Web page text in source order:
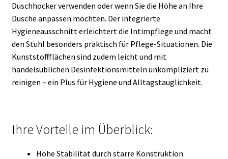
Duschhocker verwenden oder wenn Sie die Höhe an Ihre
Dusche anpassen möchten. Der integrierte
Hygieneausschnitt erleichtert die Intimpflege und macht
den Stuhl besonders praktisch für Pflege-Situationen. Die
Kunststoffflächen sind zudem leicht und mit
handelsüblichen Desinfektionsmitteln unkompliziert zu
reinigen – ein Plus für Hygiene und Alltagstauglichkeit.
Ihre Vorteile im Überblick:
Hohe Stabilität durch starre Konstruktion